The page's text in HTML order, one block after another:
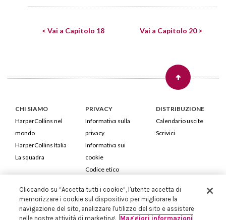
< Vai a Capitolo 18 Vai a Capitolo 20 >
CHI SIAMO
HarperCollins nel
mondo
HarperCollins Italia
La squadra
PRIVACY
Informativa sulla
privacy
Informativa sui
cookie
Codice etico
DISTRIBUZIONE
Calendario uscite
Scrivici
HarperCollins Italia S.p.A. Viale Monte Nero, 84 - 20135 Milano
Cod. Fiscale e P.IVA 05946780151 - Capitale Sociale 258.250 €
Iscritta in Milano al Registro delle imprese nr.198004 e REA nr.1051898
Cliccando su “Accetta tutti i cookie”, l'utente accetta di
memorizzare i cookie sul dispositivo per migliorare la
navigazione del sito, analizzare l'utilizzo del sito e assistere
nelle nostre attività di marketing. Maggiori informazioni